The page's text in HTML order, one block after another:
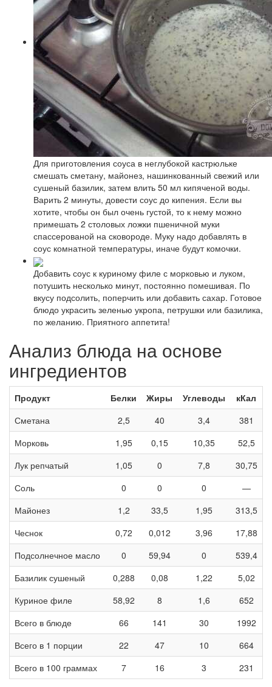
Для приготовления соуса в неглубокой кастрюльке
смешать сметану, майонез, нашинкованный свежий или
сушеный базилик, затем влить 50 мл кипяченой воды.
Варить 2 минуты, довести соус до кипения. Если вы
хотите, чтобы он был очень густой, то к нему можно
примешать 2 столовых ложки пшеничной муки
спассерованой на сковороде. Муку надо добавлять в
соус комнатной температуры, иначе будут комочки.
Добавить соус к куриному филе с морковью и луком,
потушить несколько минут, постоянно помешивая. По
вкусу подсолить, поперчить или добавить сахар. Готовое
блюдо украсить зеленью укропа, петрушки или базилика,
по желанию. Приятного аппетита!
Анализ блюда на основе
ингредиентов
Продукт Белки Жиры Углеводы
кКал
Сметана
2,5 40 3,4
381
Морковь
1,95 0,15 10,35
52,5
Лук репчатый
1,05 0 7,8
30,75
Соль
0 0 0
—
Майонез
1,2 33,5 1,95
313,5
Чеснок
0,72 0,012 3,96
17,88
Подсолнечное масло
0 59,94 0
539,4
Базилик сушеный
0,288 0,08 1,22
5,02
Куриное филе
58,92 8 1,6
652
Всего в блюде
66 141 30
1992
Всего в 1 порции
22 47 10
664
Всего в 100 граммах
7 16 3 231